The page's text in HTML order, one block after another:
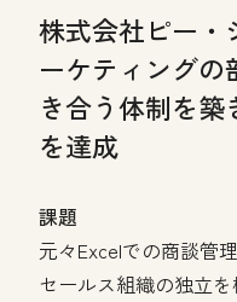
株式会社ピー・
ーケティングの
き合う体制を築
を達成
課題
元々Excelでの商談管
セールス組織の独立